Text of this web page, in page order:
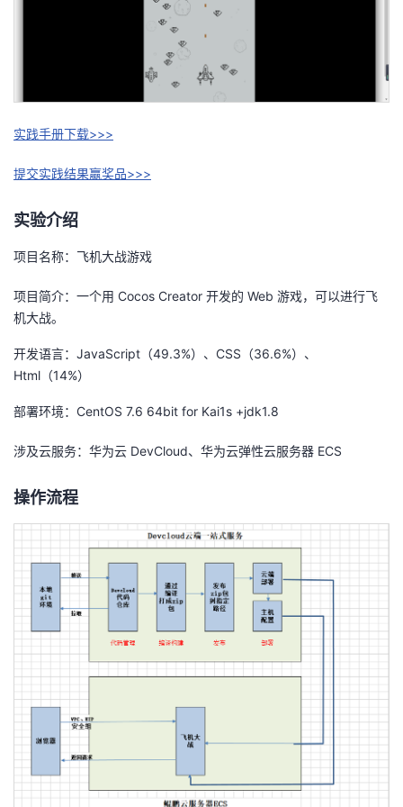
坛
圈
的
我
发
者
学
堂
我
课
程
的
认
证
我
的
实
我
的
Programs
的
支
持
我
的
术
支
持
我
云
声
建
实践手册下载>>>
提交实践结果赢奖品>>>
实验介绍
项目名称：飞机大战游戏
项目简介：一个用 Cocos Creator 开发的 Web 游戏，可以进行飞
机大战。
开发语言： JavaScript （49.3%）、 CSS （36.6%）、
Html （14%）
部署环境： CentOS 7.6 64bit for Kai1s +jdk1.8
涉及云服务：华为云 DevCloud、华为云弹性云服务器 ECS
操作流程